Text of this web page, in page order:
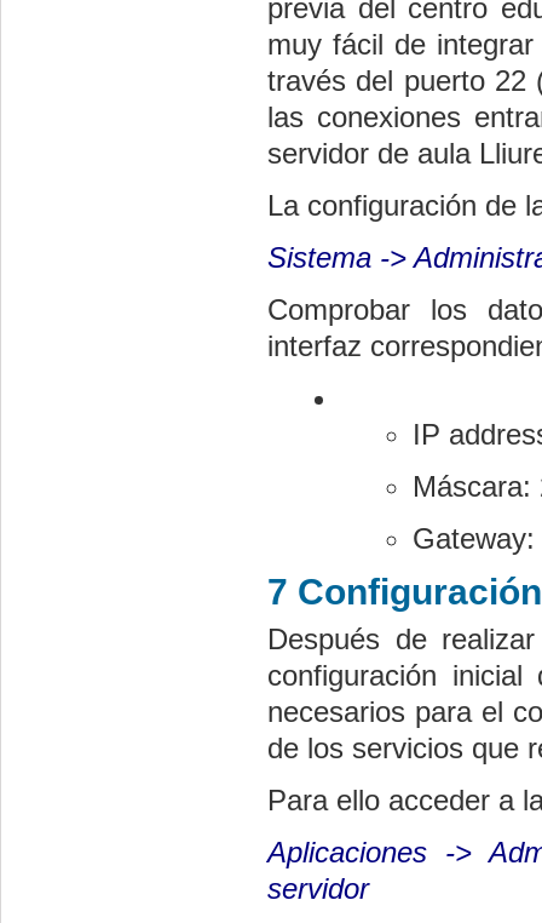
previa del centro
muy fácil de
través del puerto 22
las conexiones
servidor de aula
La configuración de
Sistema ->
Comprobar los
interfaz
IP
Máscara:
7
Después de
configuración
necesarios para el
de los servicios que
Para ello acceder a
Aplicaciones ->
servidor